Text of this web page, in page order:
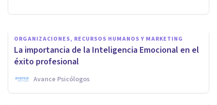
ORGANIZACIONES, RECURSOS HUMANOS Y MARKETING
La importancia de la Inteligencia Emocional en el
éxito profesional
Avance Psicólogos